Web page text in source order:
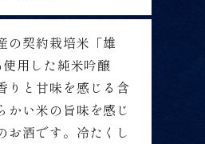
の契約栽培米「雄
用した純米吟醸
りと甘味を感じる含
かい米の旨味を感じ
お酒です。冷たくし